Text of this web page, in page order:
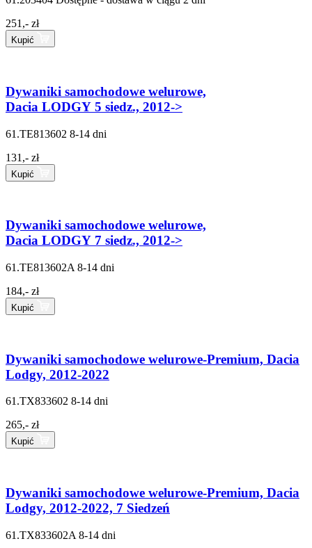
251,- zł
Kupić
Dywaniki samochodowe welurowe,
Dacia LODGY 5 siedz., 2012->
61.TE813602 8-14 dni
131,- zł
Kupić
Dywaniki samochodowe welurowe,
Dacia LODGY 7 siedz., 2012->
61.TE813602A 8-14 dni
184,- zł
Kupić
Dywaniki samochodowe welurowe-Premium, Dacia
Lodgy, 2012-2022
61.TX833602 8-14 dni
265,- zł
Kupić
Dywaniki samochodowe welurowe-Premium, Dacia
Lodgy, 2012-2022, 7 Siedzeń
61.TX833602A 8-14 dni